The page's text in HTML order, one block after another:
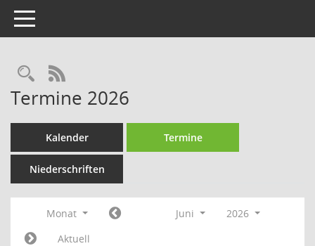
Toggle navigation
Rechercheauswahl
RSS-Feed
Termine 2026
Kalender Termine
Niederschriften
Monat Juni
2026
Aktuell